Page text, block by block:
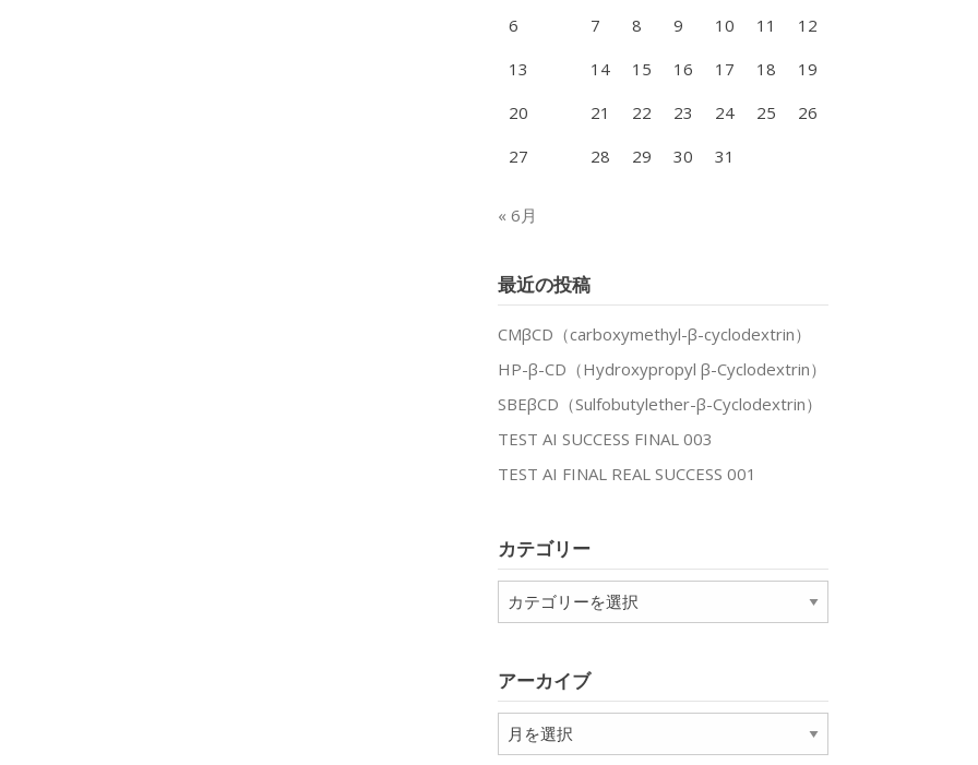
Cyclodextrin
6
7 8 9 10 11
12
13
14 15 16 17 18
19
20
21 22 23 24 25
26
27
28 29 30 31
« 6月
最近の投稿
CMβCD（carboxymethyl-β-cyclodextrin）
HP-β-CD（Hydroxypropyl β-Cyclodextrin）
SBEβCD（Sulfobutylether-β-Cyclodextrin）
TEST AI SUCCESS FINAL 003
TEST AI FINAL REAL SUCCESS 001
カテゴリー
テ
ー
アーカイブ
ア
ー